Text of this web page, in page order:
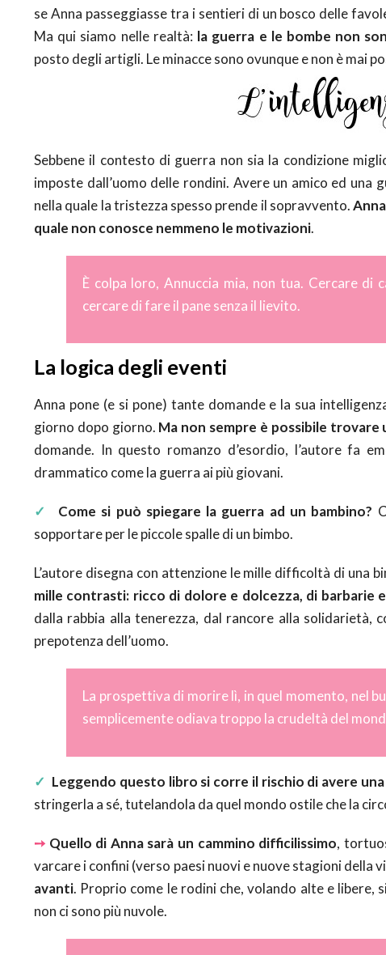
se Anna passeggiasse tra i sentieri di un bosco delle
Ma qui siamo nelle realtà: la guerra e le bombe non
posto degli artigli. Le minacce sono ovunque e non è mai
Sebbene il contesto di guerra non sia la condizione
imposte dall’uomo delle rondini. Avere un amico ed
nella quale la tristezza spesso prende il sopravvento.
quale non conosce nemmeno le motivazioni.
È colpa loro, Annuccia mia, non tua. Cercare di
cercare di fare il pane senza il lievito.
La logica degli eventi
Anna pone (e si pone) tante domande e la sua
giorno dopo giorno. Ma non sempre è possibile trovare
domande. In questo romanzo d’esordio, l’autore fa
drammatico come la guerra ai più giovani.
✓ Come si può spiegare la guerra ad un bambino?
sopportare per le piccole spalle di un bimbo.
L’autore disegna con attenzione le mille difficoltà di una
mille contrasti: ricco di dolore e dolcezza, di barbarie
dalla rabbia alla tenerezza, dal rancore alla
prepotenza dell’uomo.
La prospettiva di morire lì, in quel momento, nel
semplicemente odiava troppo la crudeltà del
✓ Leggendo questo libro si corre il rischio di avere
stringerla a sé, tutelandola da quel mondo ostile che la
➙ Quello di Anna sarà un cammino difficilissimo,
varcare i confini (verso paesi nuovi e nuove stagioni della
avanti. Proprio come le rodini che, volando alte e
non ci sono più nuvole.